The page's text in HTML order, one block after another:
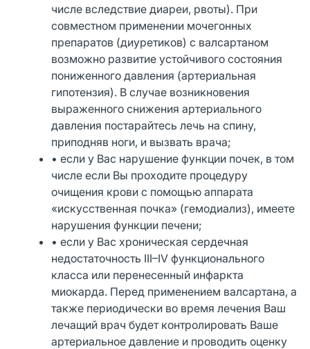
числе вследствие диареи, рвоты). При
совместном применении мочегонных
препаратов (диуретиков) с валсартаном
возможно развитие устойчивого состояния
пониженного давления (артериальная
гипотензия). В случае возникновения
выраженного снижения артериального
давления постарайтесь лечь на спину,
приподняв ноги, и вызвать врача;
• если у Вас нарушение функции почек, в том
числе если Вы проходите процедуру
очищения крови с помощью аппарата
«искусственная почка» (гемодиализ), имеете
нарушения функции печени;
• если у Вас хроническая сердечная
недостаточность III–IV функционального
класса или перенесенный инфаркта
миокарда. Перед применением валсартана, а
также периодически во время лечения Ваш
лечащий врач будет контролировать Ваше
артериальное давление и проводить оценку